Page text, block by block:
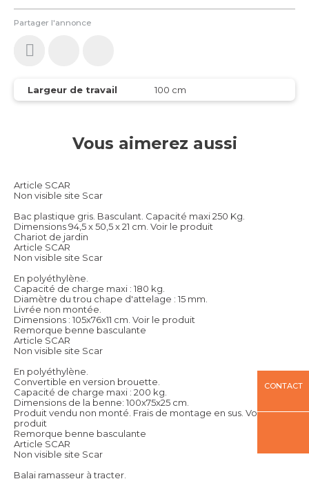
Largeur de travail 100 cm
Partager l'annonce
Vous aimerez aussi
Article SCAR
Non visible site Scar
Bac plastique gris. Basculant. Capacité maxi 250 Kg.
Dimensions 94,5 x 50,5 x 21 cm. Voir le produit
Chariot de jardin
Article SCAR
Non visible site Scar
En polyéthylène.
Capacité de charge maxi : 180 kg.
Diamètre du trou chape d'attelage : 15 mm.
Livrée non montée.
Dimensions : 105x76x11 cm. Voir le produit
Remorque benne basculante
Article SCAR
Non visible site Scar
En polyéthylène.
Convertible en version brouette.
Capacité de charge maxi : 200 kg.
Dimensions de la benne: 100x75x25 cm.
Produit vendu non monté. Frais de montage en sus. Voir le
produit
Remorque benne basculante
Article SCAR
Non visible site Scar
Balai ramasseur à tracter.
CONTACT